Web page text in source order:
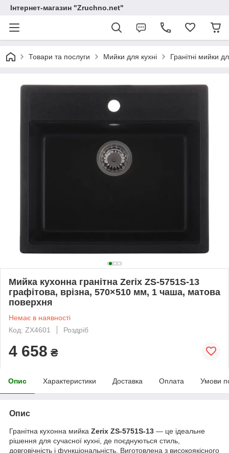
Інтернет-магазин "Zruchno.net"
Товари та послуги Мийки для кухні Гранітні мийки
Мийка кухонна гранітна Zerix ZS-5751S-13
графітова, врізна, 570×510 мм, 1 чаша, матова
поверхня
Немає в наявності
Код: ZX4601
Роздріб
4 658 ₴
Опис Характеристики Доставка Оплата Умови
Опис
Гранітна кухонна мийка Zerix ZS-5751S-13 — це ідеальне
рішення для сучасної кухні, де поєднуються стиль,
довговічність і функціональність. Виготовлена з високоякісного